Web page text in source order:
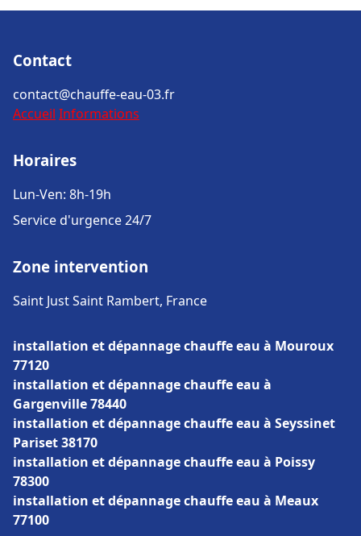
Contact
contact@chauffe-eau-03.fr
Accueil Informations
Horaires
Lun-Ven: 8h-19h
Service d'urgence 24/7
Zone intervention
Saint Just Saint Rambert, France
installation et dépannage chauffe eau à Mouroux
77120
installation et dépannage chauffe eau à
Gargenville 78440
installation et dépannage chauffe eau à Seyssinet
Pariset 38170
installation et dépannage chauffe eau à Poissy
78300
installation et dépannage chauffe eau à Meaux
77100